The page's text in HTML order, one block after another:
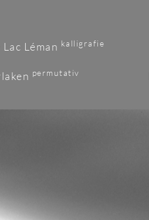
Léman kalligrafie
permutativ